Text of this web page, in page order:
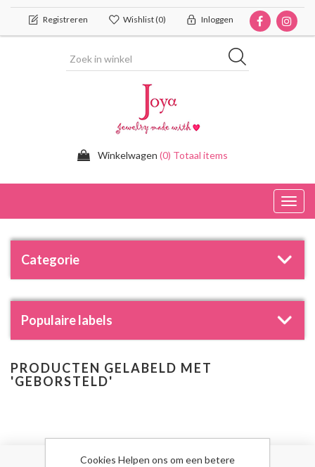
Registreren Wishlist(0) Inloggen
Winkelwagen (0) Totaal items
Categorie
Populaire labels
PRODUCTEN GELABELD MET
'GEBORSTELD'
Cookies Helpen ons om een betere